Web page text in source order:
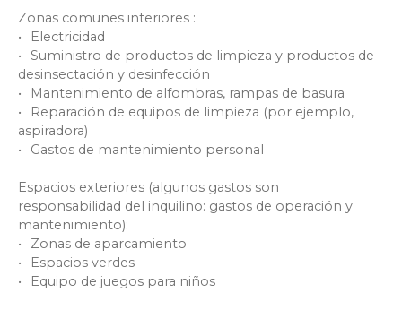
Zonas comunes interiores :
Electricidad
Suministro de productos de limpieza y productos de
desinsectación y desinfección
Mantenimiento de alfombras, rampas de basura
Reparación de equipos de limpieza (por ejemplo,
aspiradora)
Gastos de mantenimiento personal
Espacios exteriores (algunos gastos son
responsabilidad del inquilino: gastos de operación y
mantenimiento):
Zonas de aparcamiento
Espacios verdes
Equipo de juegos para niños